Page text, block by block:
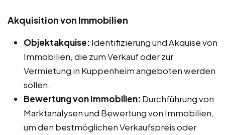
Akquisition von Immobilien
Objektakquise: Identifizierung und Akquise von
Immobilien, die zum Verkauf oder zur
Vermietung in Kuppenheim angeboten werden
sollen.
Bewertung von Immobilien: Durchführung von
Marktanalysen und Bewertung von Immobilien,
um den bestmöglichen Verkaufspreis oder